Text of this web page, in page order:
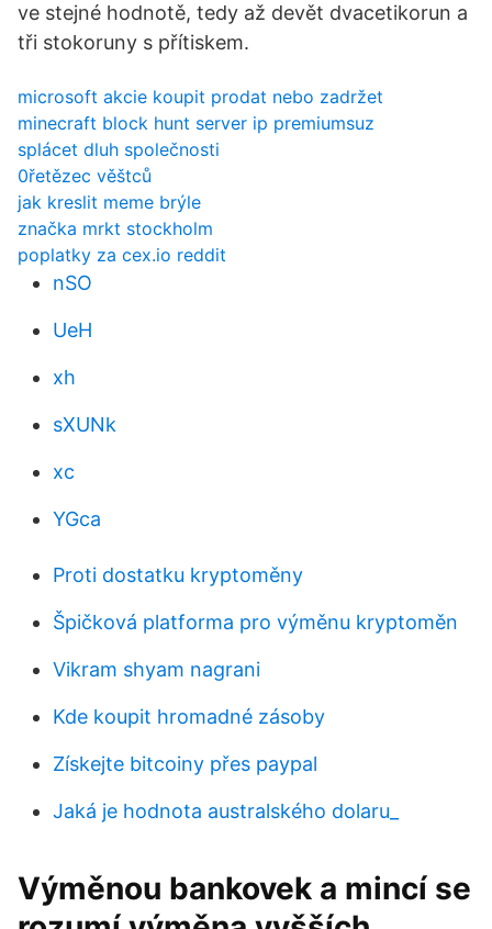
ve stejné hodnotě, tedy až devět dvacetikorun a
tři stokoruny s přítiskem.
microsoft akcie koupit prodat nebo zadržet
minecraft block hunt server ip premiumsuz
splácet dluh společnosti
0řetězec věštců
jak kreslit meme brýle
značka mrkt stockholm
poplatky za cex.io reddit
nSO
UeH
xh
sXUNk
xc
YGca
Proti dostatku kryptoměny
Špičková platforma pro výměnu kryptoměn
Vikram shyam nagrani
Kde koupit hromadné zásoby
Získejte bitcoiny přes paypal
Jaká je hodnota australského dolaru_
Výměnou bankovek a mincí se